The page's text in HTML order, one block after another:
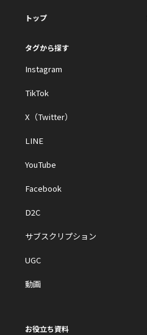
トップ
タグから探す
Instagram
TikTok
X（Twitter）
LINE
YouTube
Facebook
D2C
サブスクリプション
UGC
動画
お役立ち資料